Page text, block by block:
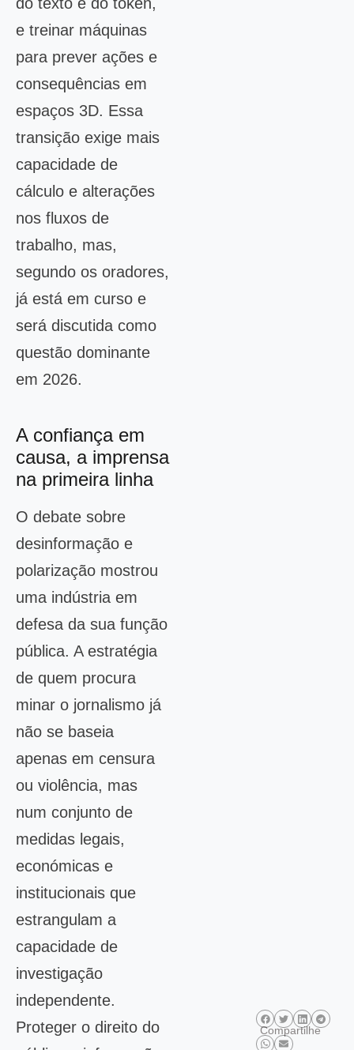
e treinar máquinas
para prever ações e
consequências em
espaços 3D. Essa
transição exige mais
capacidade de
cálculo e alterações
nos fluxos de
trabalho, mas,
segundo os oradores,
já está em curso e
será discutida como
questão dominante
em 2026.
A confiança em
causa, a imprensa
na primeira linha
O debate sobre
desinformação e
polarização mostrou
uma indústria em
defesa da sua função
pública. A estratégia
de quem procura
minar o jornalismo já
não se baseia
apenas em censura
ou violência, mas
num conjunto de
medidas legais,
económicas e
institucionais que
estrangulam a
capacidade de
investigação
independente.
Proteger o direito do
Compartilhe